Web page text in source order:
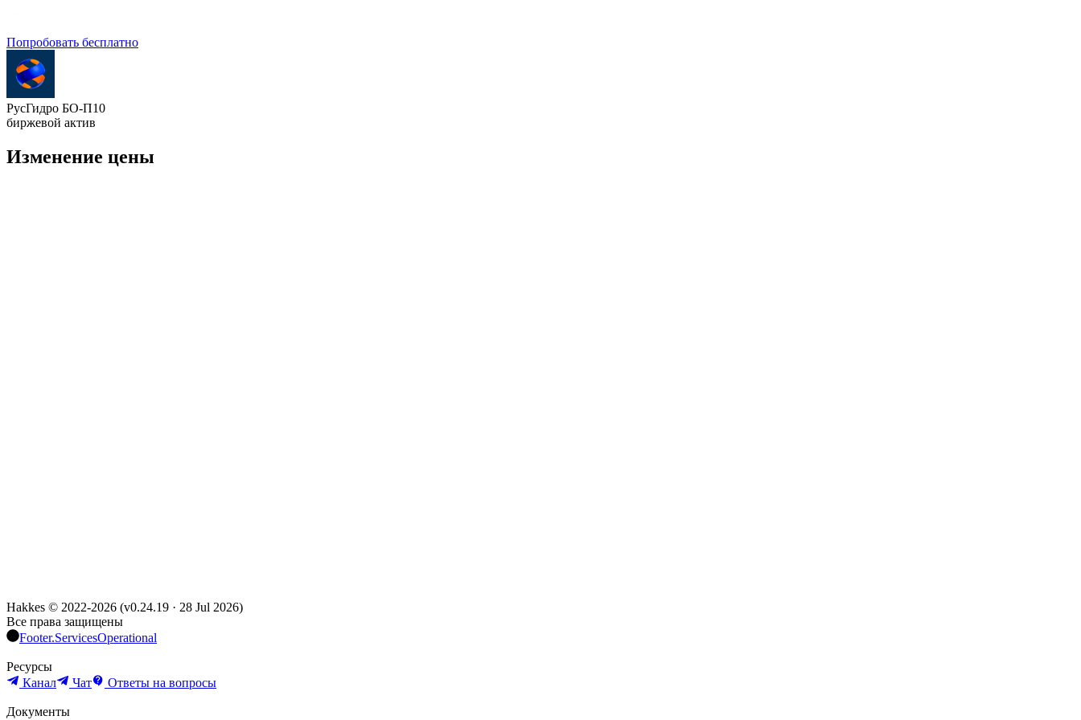
Попробовать бесплатно
РусГидро БО-П10
биржевой актив
Изменение цены
Hakkes © 2022-2026 (v0.24.19 · 28 Jul 2026)
Все права защищены
Footer.ServicesOperational
Ресурсы
Канал
Чат Ответы на вопросы
Документы